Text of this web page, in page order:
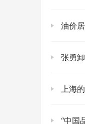
油价居
张勇卸
上海的
“中国品